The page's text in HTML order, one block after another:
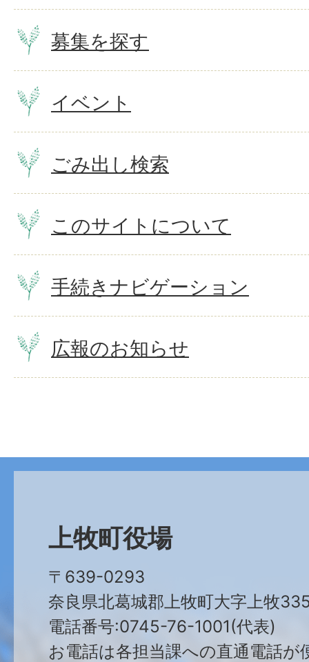
募集を探す
イベント
ごみ出し検索
このサイトについて
手続きナビゲーション
広報のお知らせ
上牧町役場
〒639-0293
奈良県北葛城郡上牧町大字上牧
電話番号:0745-76-1001(代表)
お電話は各担当課への直通電話が